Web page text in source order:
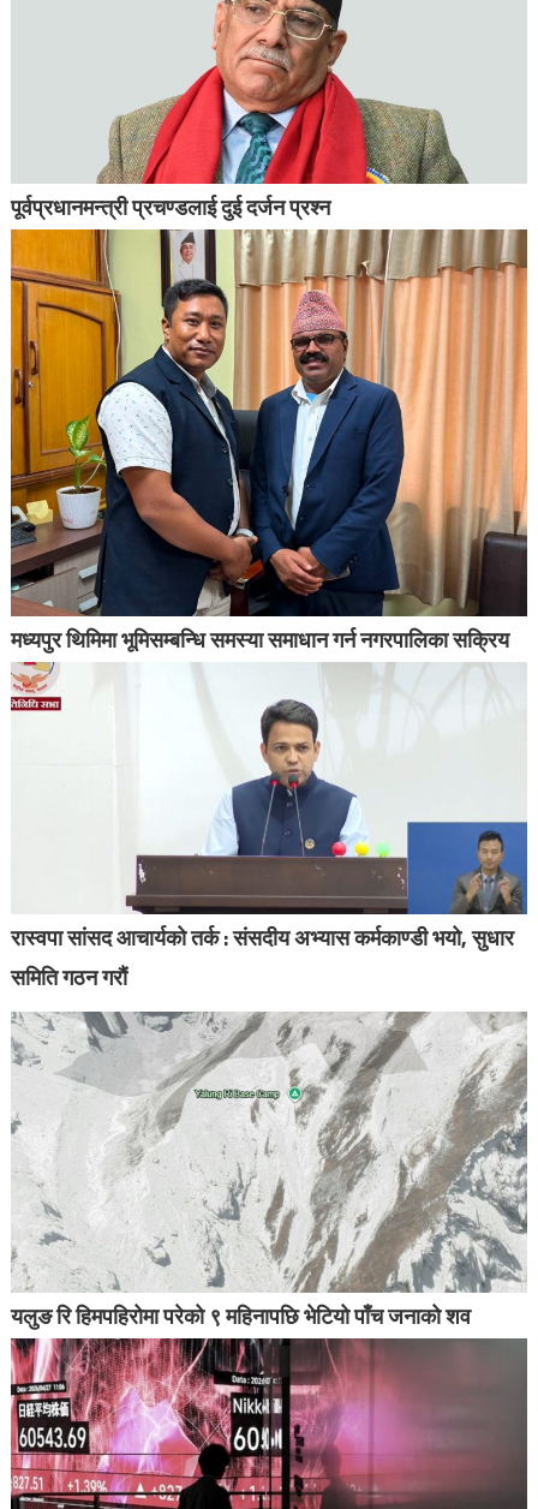
पूर्वप्रधानमन्त्री प्रचण्डलाई दुई दर्जन प्रश्न
मध्यपुर थिमिमा भूमिसम्बन्धि समस्या समाधान गर्न नगरपालिका सक्रिय
रास्वपा सांसद आचार्यको तर्क : संसदीय अभ्यास कर्मकाण्डी भयो, सुधार
समिति गठन गरौं
यलुङ रि हिमपहिरोमा परेको ९ महिनापछि भेटियो पाँच जनाको शव